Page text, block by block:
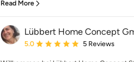
Read More
Lübbert Home Concept
Average rating: 5 out of 5 stars
5.0 5 Reviews